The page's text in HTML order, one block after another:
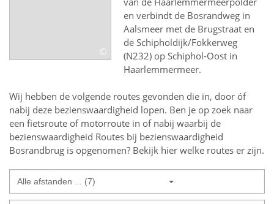
©
en verbindt de Bosrandweg in
Aalsmeer met de Brugstraat en
de Schipholdijk/Fokkerweg
(N232) op Schiphol-Oost in
Haarlemmermeer.
Wij hebben de volgende routes gevonden die in, door óf
nabij deze bezienswaardigheid lopen. Ben je op zoek naar
een fietsroute of motorroute in of nabij waarbij de
bezienswaardigheid Routes bij bezienswaardigheid
Bosrandbrug is opgenomen? Bekijk hier welke routes er zijn.
Alle afstanden ... (7)